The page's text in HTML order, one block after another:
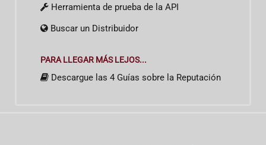
Herramienta de prueba de la API
Buscar un Distribuidor
PARA LLEGAR MÁS LEJOS...
Descargue las 4 Guías sobre la Reputación